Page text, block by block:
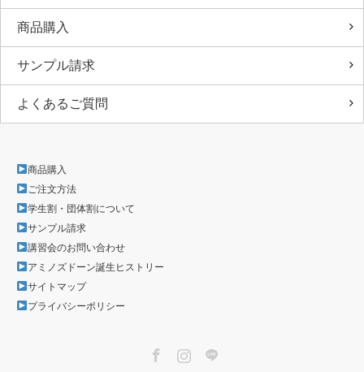
商品購入
サンプル請求
よくあるご質問
商品購入
ご注文方法
学生割・団体割について
サンプル請求
講習会のお問い合わせ
アミノズドーン誕生ヒストリー
サイトマップ
プライバシーポリシー